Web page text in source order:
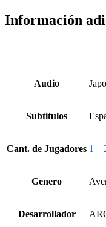
Información
Audio
Subtitulos
Cant. de Jugadores 1 –
Genero
Desarrollador